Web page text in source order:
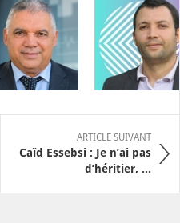
ARTICLE SUIVANT
Caïd Essebsi : Je n’ai pas
d’héritier, ...